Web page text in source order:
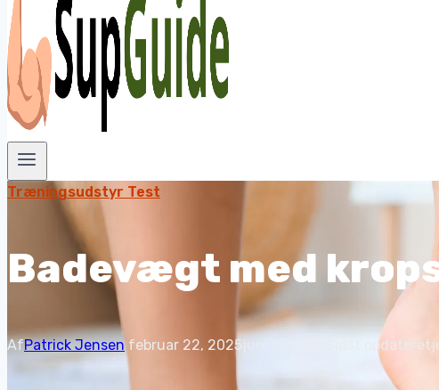
Træningsudstyr Test
Badevægt med
AfPatrick Jensen februar 22, 2025 Sidst opdateret